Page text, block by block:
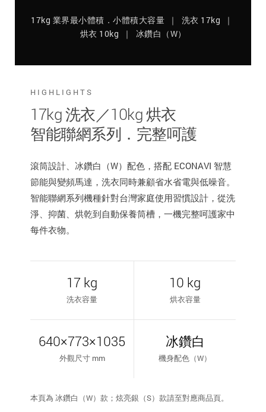
17kg 業界最小體積．小體積大容量 ｜ 洗衣 17kg ｜
烘衣 10kg ｜ 冰鑽白（W）
HIGHLIGHTS
17kg 洗衣／10kg 烘衣
智能聯網系列．完整呵護
滾筒設計、冰鑽白（W）配色，搭配 ECONAVI 智慧
節能與變頻馬達，洗衣同時兼顧省水省電與低噪音。
智能聯網系列機種針對台灣家庭使用習慣設計，從洗
淨、抑菌、烘乾到自動保養筒槽，一機完整呵護家中
每件衣物。
17 kg
洗衣容量
10 kg
烘衣容量
640×773×1035
外觀尺寸 mm
冰鑽白
機身配色（W）
本頁為 冰鑽白（W）款；炫亮銀（S）款請至對應商品頁。